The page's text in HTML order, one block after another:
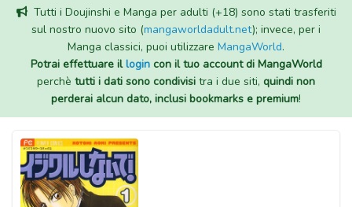
Tutti i Doujinshi e Manga per adulti (+18) sono stati trasferiti
sul nostro nuovo sito (mangaworldadult.net); invece, per i
Manga classici, puoi utilizzare MangaWorld.
Potrai effettuare illogincon il tuo account di MangaWorld
perchè tutti i dati sono condivisi tra i due siti, quindi non
perderai alcun dato, inclusi bookmarks e premium!